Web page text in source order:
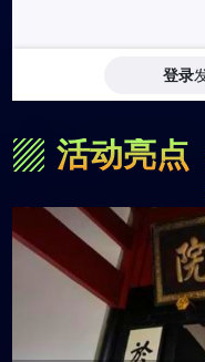
活动亮点